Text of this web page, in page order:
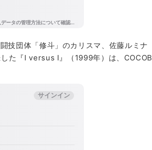
技団体「修斗」のカリスマ、佐藤ルミナ
た『I versus I』（1999年）は、COCOB